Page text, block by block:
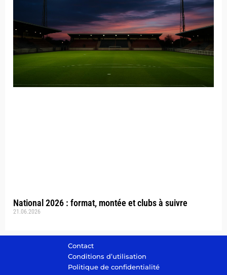
National 2026 : format, montée et clubs à suivre
21.06.2026
Contact
Conditions d’utilisation
Politique de confidentialité